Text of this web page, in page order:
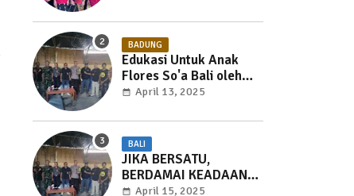
BADUNG
Edukasi Untuk Anak
Flores So'a Bali oleh
Pihak Keamanan dan
Kabupaten Badung Bali
April 13, 2025
BALI
JIKA BERSATU,
BERDAMAI KEADAAN
AKAN BERUBAH
April 15, 2025